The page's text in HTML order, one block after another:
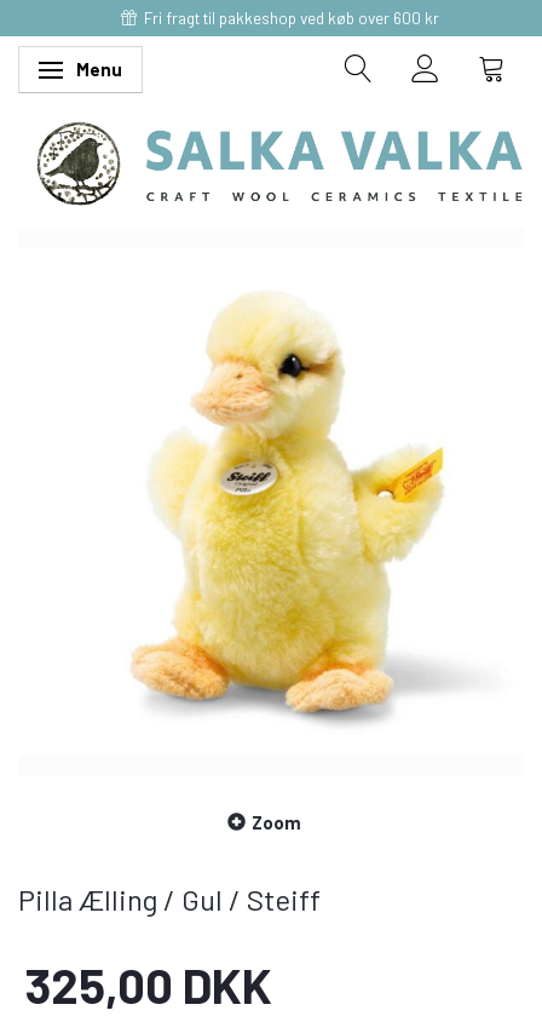
Fri fragt til pakkeshop ved køb over 600 kr
Skifte navigation
Menu
Zoom
Pilla Ælling / Gul / Steiff
325,00 DKK